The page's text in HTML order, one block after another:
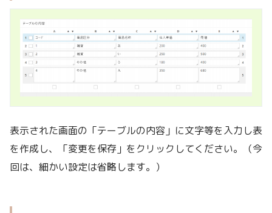
表示された画面の「テーブルの内容」に文字等を入力し表
を作成し、「変更を保存」をクリックしてください。（今
回は、細かい設定は省略します。）